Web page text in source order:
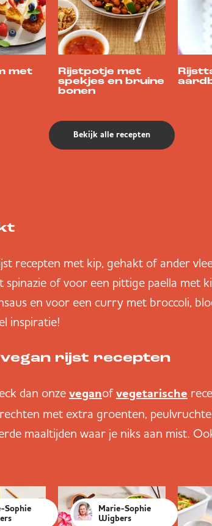
met
Rijstpotje met
spekjes en bruine
bonen
Bekijk alle recepten
recepten met kip, gehakt of ander
spinazie of voor een pittige paella met
en voor een curry met broccoli,
inspiratie!
rijst recepten
dan onze veganof vegetarische
met extra groenten,
maaltijden waar je niks aan mist.
Sophie
Marie-Sophie
Wigbers